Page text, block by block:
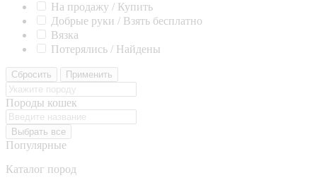
На продажу / Купить
Добрые руки / Взять бесплатно
Вязка
Потерялись / Найдены
Сбросить Применить
Породы кошек
Выбрать все
Популярные
Каталог пород